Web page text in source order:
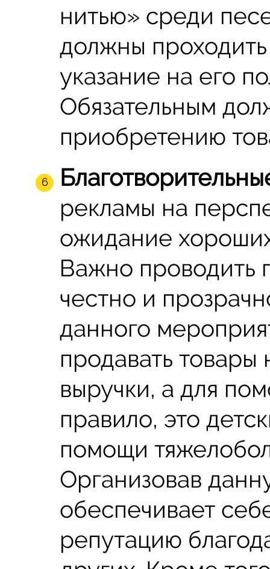
нитью» среди
должны
указание на его
Обязательным
приобретению
рекламы на
ожидание
Важно проводить
честно и
данного
продавать
выручки, а для
правило, это
помощи
Организовав
обеспечивает
репутацию